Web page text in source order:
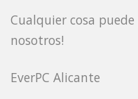
Cualquier cosa
nosotros!
EverPC Alicante